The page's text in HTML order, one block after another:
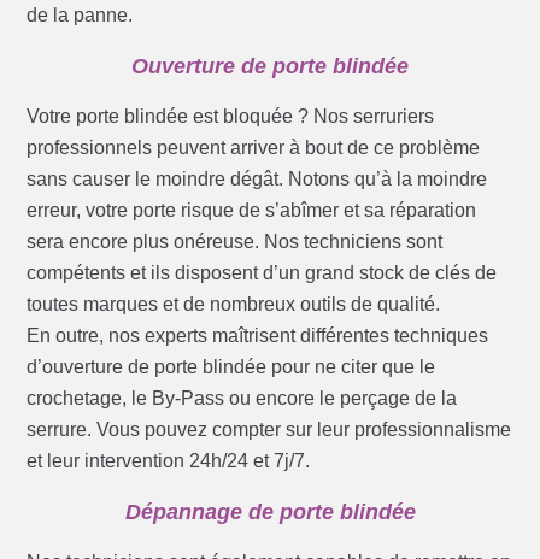
de la panne.
Ouverture de porte blindée
Votre porte blindée est bloquée ? Nos serruriers
professionnels peuvent arriver à bout de ce problème
sans causer le moindre dégât. Notons qu’à la moindre
erreur, votre porte risque de s’abîmer et sa réparation
sera encore plus onéreuse. Nos techniciens sont
compétents et ils disposent d’un grand stock de clés de
toutes marques et de nombreux outils de qualité.
En outre, nos experts maîtrisent différentes techniques
d’ouverture de porte blindée pour ne citer que le
crochetage, le By-Pass ou encore le perçage de la
serrure. Vous pouvez compter sur leur professionnalisme
et leur intervention 24h/24 et 7j/7.
Dépannage de porte blindée